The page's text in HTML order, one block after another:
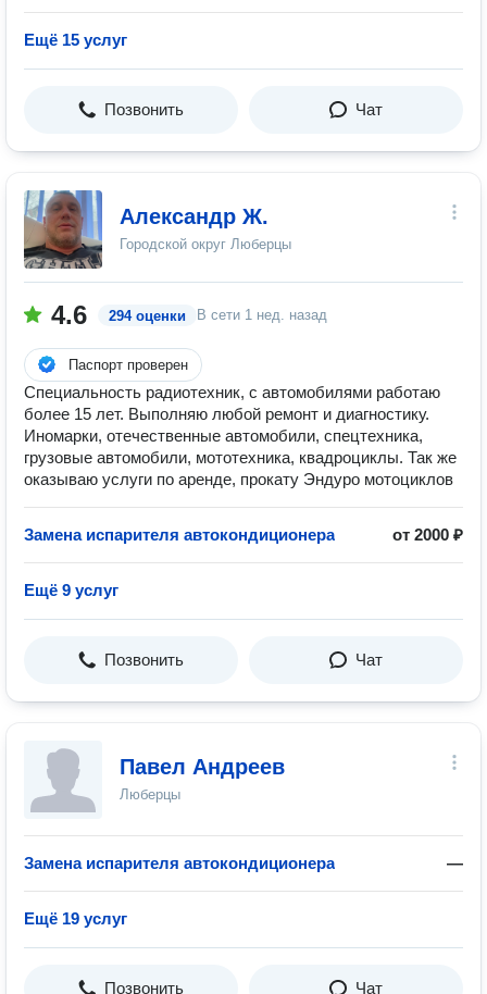
Ещё 15 услуг
Позвонить Чат
Александр Ж.
Городской округ Люберцы
4.6 294 оценки В сети 1 нед. назад
Паспорт проверен
Специальность радиотехник, с автомобилями работаю
более 15 лет. Выполняю любой ремонт и диагностику.
Иномарки, отечественные автомобили, спецтехника,
грузовые автомобили, мототехника, квадроциклы. Так же
оказываю услуги по аренде, прокату Эндуро мотоциклов
Замена испарителя автокондиционера от 2000 ₽
Ещё 9 услуг
Позвонить Чат
Павел Андреев
Люберцы
Замена испарителя автокондиционера —
Ещё 19 услуг
Позвонить Чат